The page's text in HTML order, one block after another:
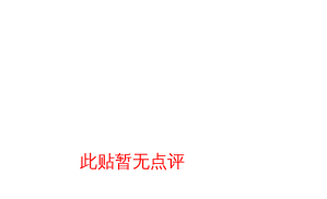
此贴暂无点评